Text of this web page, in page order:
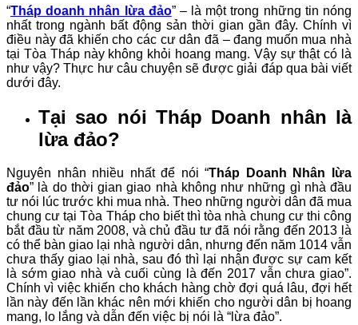
“Tháp doanh nhân lừa đảo” – là một trong những tin nóng
nhất trong ngành bất động sản thời gian gần đây. Chính vì
điều này đã khiến cho các cư dân đã – đang muốn mua nhà
tại Tòa Tháp này không khỏi hoang mang. Vậy sự thật có là
như vậy? Thực hư câu chuyện sẽ được giải đáp qua bài viết
dưới đây.
Tại sao nói Tháp Doanh nhân là
lừa đảo?
Nguyên nhân nhiều nhất để nói “Tháp Doanh Nhân lừa
đảo” là do thời gian giao nhà không như những gì nhà đầu
tư nói lúc trước khi mua nhà. Theo những người dân đã mua
chung cư tại Tòa Tháp cho biết thì tòa nhà chung cư thi công
bắt đầu từ năm 2008, và chủ đầu tư đã nói rằng đến 2013 là
có thể bàn giao lại nhà người dân, nhưng đến năm 1014 vẫn
chưa thấy giao lại nhà, sau đó thì lại nhận được sự cam kết
là sớm giao nhà và cuối cùng là đến 2017 vẫn chưa giao”.
Chính vì việc khiến cho khách hàng chờ đợi quá lâu, đợi hết
lần này đến lần khác nên mới khiến cho người dân bị hoang
mang, lo lắng và dẫn đến việc bị nói là “lừa đảo”.